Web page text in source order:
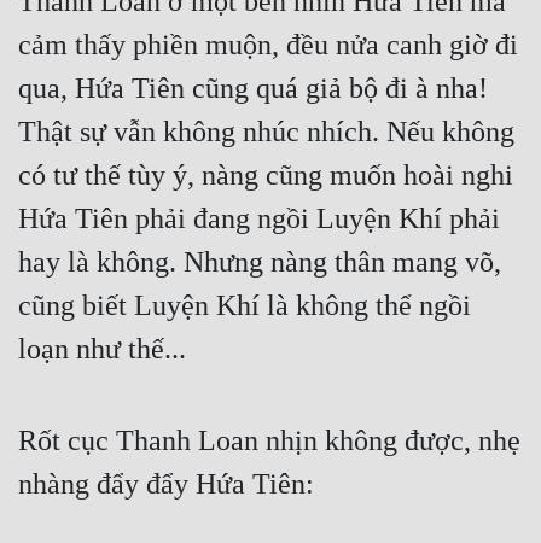
cảm thấy phiền muộn, đều nửa canh giờ đi
qua, Hứa Tiên cũng quá giả bộ đi à nha!
Thật sự vẫn không nhúc nhích. Nếu không
có tư thế tùy ý, nàng cũng muốn hoài nghi
Hứa Tiên phải đang ngồi Luyện Khí phải
hay là không. Nhưng nàng thân mang võ,
cũng biết Luyện Khí là không thể ngồi
loạn như thế...
Rốt cục Thanh Loan nhịn không được, nhẹ
nhàng đẩy đẩy Hứa Tiên: